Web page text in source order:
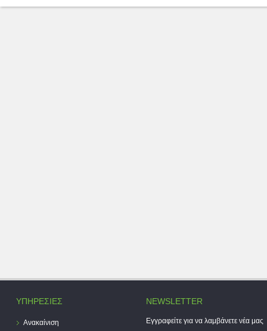
ΥΠΗΡΕΣΙΕΣ
Ανακαίνιση
NEWSLETTER
Εγγραφείτε για να λαμβάνετε νέα μας